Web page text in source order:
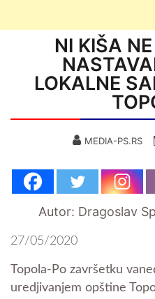
NI KIŠA
LOKALNE
MEDIA-PS.RS
Autor: Dragoslav
27/05/2020
Topola-Po završetku
uredjivanjem opštine